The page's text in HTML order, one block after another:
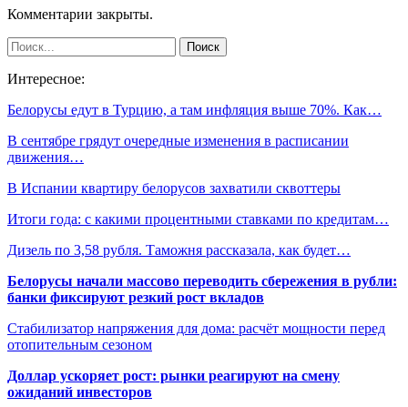
Комментарии закрыты.
Интересное:
Белорусы едут в Турцию, а там инфляция выше 70%. Как…
В сентябре грядут очередные изменения в расписании
движения…
В Испании квартиру белорусов захватили сквоттеры
Итоги года: с какими процентными ставками по кредитам…
Дизель по 3,58 рубля. Таможня рассказала, как будет…
Белорусы начали массово переводить сбережения в рубли:
банки фиксируют резкий рост вкладов
Стабилизатор напряжения для дома: расчёт мощности перед
отопительным сезоном
Доллар ускоряет рост: рынки реагируют на смену
ожиданий инвесторов